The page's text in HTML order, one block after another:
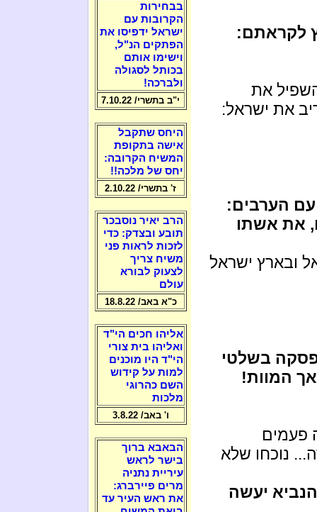
לקראתם:
את
את ישראל:
הערבים:
את אשתו
ובארץ ישראל
בשלטי
המוות!
פעמים
נוכחו שלא
יעשה
בבחירות
הקרובות עם
ישראל ידפיסו את
הפתקים הנ"ל,
וישימו אותם
בכותל לסגולה
ולברכה!
י"ב בתשרי/ 7.10.22
היחס שתקבל
אישה בתקופת
המשיח הקרובה:
יחס של מלכה!!
ז' בתשרי/ 2.10.22
הרב יאיר נוסבכר
תובע ובצדק: כדי
לזכות לראות פני
משיח צריך
לצעוק לבורא
עולם
כ"א באב/ 18.8.22
אליהו חכים הי"ד
ואליהו בית צורי
הי"ד היו מוכנים
למות על קידוש
השם כהרוגי
מלכות
ו' באב/ 3.8.22
הבאבא ברוך
בישר לראש
עיריית נתניה
מרים פיירברג:
את ראש העיר עד